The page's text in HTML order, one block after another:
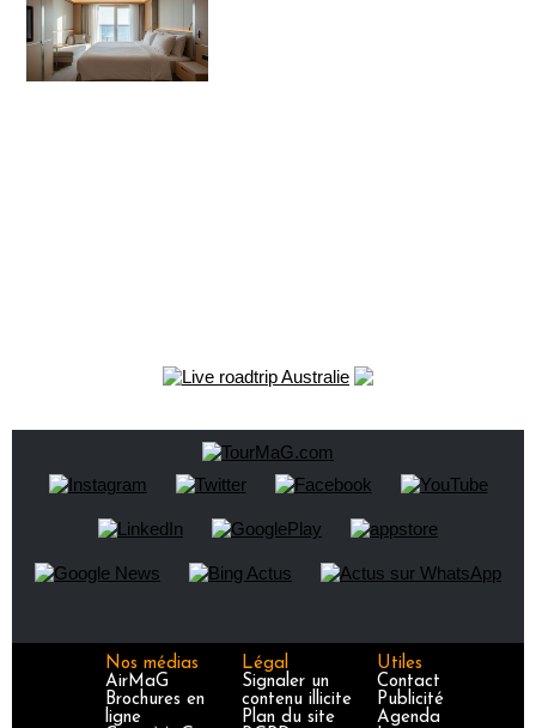
Nos médias
AirMaG
Brochures en
ligne
Légal
Signaler un
contenu illicite
Plan du site
Utiles
Contact
Publicité
Agenda